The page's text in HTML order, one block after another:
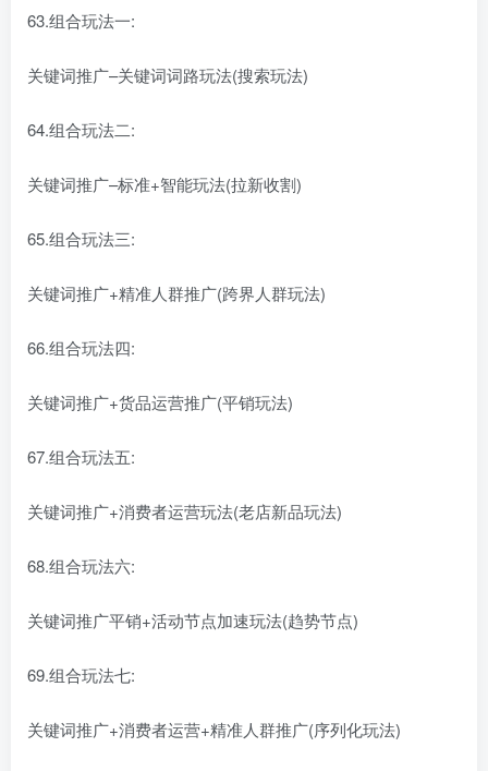
63.组合玩法一:
关键词推广–关键词词路玩法(搜索玩法)
64.组合玩法二:
关键词推广–标准+智能玩法(拉新收割)
65.组合玩法三:
关键词推广+精准人群推广(跨界人群玩法)
66.组合玩法四:
关键词推广+货品运营推广(平销玩法)
67.组合玩法五:
关键词推广+消费者运营玩法(老店新品玩法)
68.组合玩法六:
关键词推广平销+活动节点加速玩法(趋势节点)
69.组合玩法七:
关键词推广+消费者运营+精准人群推广(序列化玩法)